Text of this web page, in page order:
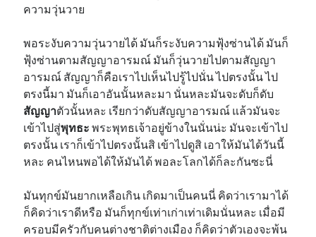
ความวุ่นวาย
พอระงับความวุ่นวายได้ มันก็ระงับความฟุ้งซ่านได้ มันก็
ฟุ้งซ่านตามสัญญาอารมณ์ มันก็วุ่นวายไปตามสัญญา
อารมณ์ สัญญาก็คือเราไปเห็นไปรู้ไปนั่น ไปตรงนั้น ไป
ตรงนี้มา มันก็เอาอันนั้นหละมา นั่นหละมันจะดับก็ดับ
สัญญาตัวนั้นหละ เรียกว่าดับสัญญาอารมณ์ แล้วมันจะ
เข้าไปสู่พุทธะ พระพุทธเจ้าอยู่ข้างในนั่นน่ะ มันจะเข้าไป
ตรงนั้น เราก็เข้าไปตรงนั้นสิ เข้าไปดูสิ เอาให้มันได้วันนี้
หละ คนไหนพอได้ให้มันได้ พอละโลกได้ก็ละกันซะนี่
มันทุกข์มันยากเหลือเกิน เกิดมาเป็นคนนี่ คิดว่าเรามาได้
ก็คิดว่าเราดีหรือ มันก็ทุกข์เท่าเก่าเท่าเดิมนั่นหละ เมื่อมี
ครอบมีครัวกับคนต่างชาติต่างเมือง ก็คิดว่าตัวเองจะพ้น